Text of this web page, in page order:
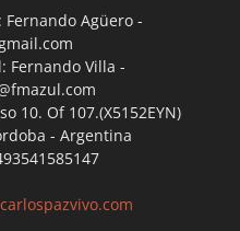
Agüero -
Fernando Villa -
10. Of 107.(X5152EYN)
- Argentina